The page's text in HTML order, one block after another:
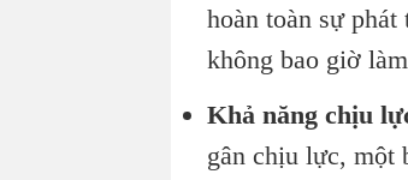
hoàn toàn sự
không bao giờ
Khả năng chịu
gân chịu lực, một